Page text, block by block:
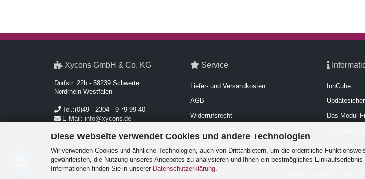
Diese Webseite verwendet Cookies und andere Technologien
Wir verwenden Cookies und ähnliche Technologien, auch von Drittanbietern, um die ordentliche
gewährleisten, die Nutzung unseres Angebotes zu analysieren und Ihnen ein bestmögliches
Informationen finden Sie in unserer Datenschutzerklärung.
Xycons GmbH & Co. KG
Dorfstr. 22b - 58239 Schwerte
Nordrhein-Westfalen
Tel.:(0)49 - 2304 - 9 79 99 40
E-Mail: info@xycons.de
Service
Liefer- und Versandkosten
AGB
Widerrufsrecht
IonCube
Das Modul-